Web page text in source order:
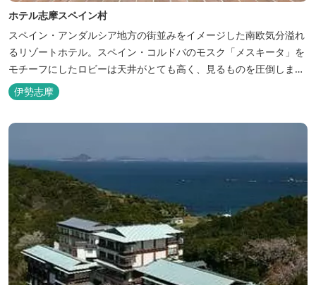
ホテル志摩スペイン村
スペイン・アンダルシア地方の街並みをイメージした南欧気分溢れ
るリゾートホテル。スペイン・コルドバのモスク「メスキータ」を
モチーフにしたロビーは天井がとても高く、見るものを圧倒しま
す。客室棟にある中庭もコルドバ、セビリア、グラナダの街を再現
しており、ホテル内を散策するだけでも異国感を満喫できます。 ス
伊勢志摩